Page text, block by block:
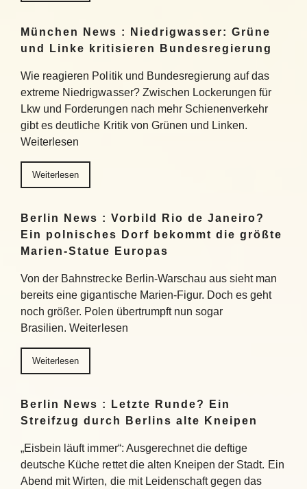
München News : Niedrigwasser: Grüne
und Linke kritisieren Bundesregierung
Wie reagieren Politik und Bundesregierung auf das
extreme Niedrigwasser? Zwischen Lockerungen für
Lkw und Forderungen nach mehr Schienenverkehr
gibt es deutliche Kritik von Grünen und Linken.
Weiterlesen
Weiterlesen
Berlin News : Vorbild Rio de Janeiro?
Ein polnisches Dorf bekommt die größte
Marien-Statue Europas
Von der Bahnstrecke Berlin-Warschau aus sieht man
bereits eine gigantische Marien-Figur. Doch es geht
noch größer. Polen übertrumpft nun sogar
Brasilien. Weiterlesen
Weiterlesen
Berlin News : Letzte Runde? Ein
Streifzug durch Berlins alte Kneipen
„Eisbein läuft immer“: Ausgerechnet die deftige
deutsche Küche rettet die alten Kneipen der Stadt. Ein
Abend mit Wirten, die mit Leidenschaft gegen das